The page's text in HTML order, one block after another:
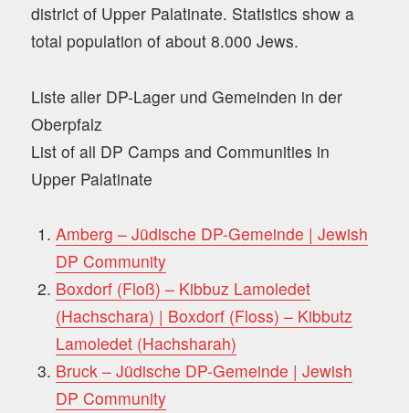
district of Upper Palatinate. Statistics show a
total population of about 8.000 Jews.
Liste aller DP-Lager und Gemeinden in der
Oberpfalz
List of all DP Camps and Communities in
Upper Palatinate
Amberg – Jüdische DP-Gemeinde | Jewish
DP Community
Boxdorf (Floß) – Kibbuz Lamoledet
(Hachschara) | Boxdorf (Floss) – Kibbutz
Lamoledet (Hachsharah)
Bruck – Jüdische DP-Gemeinde | Jewish
DP Community